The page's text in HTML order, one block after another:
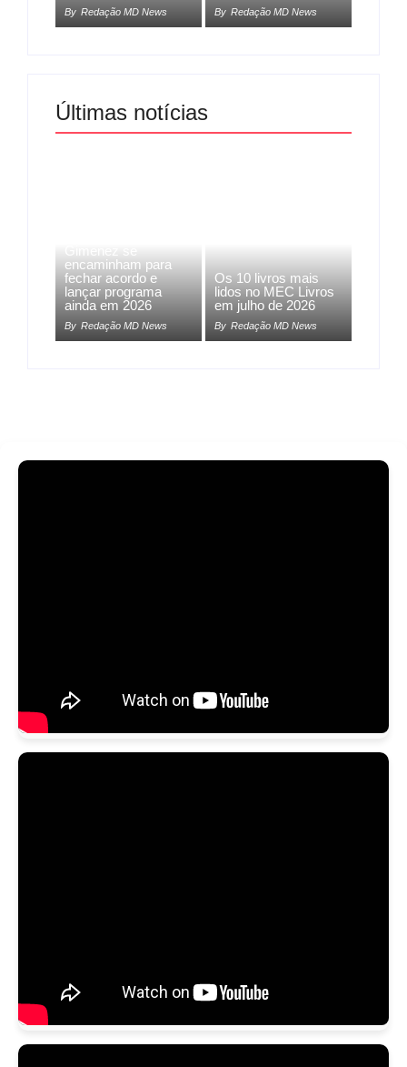
By Redação MD News By Redação MD News
Últimas notícias
encaminham para
fechar acordo e
lançar programa
ainda em 2026
By Redação MD News
Os 10 livros mais
lidos no MEC Livros
em julho de 2026
By Redação MD News